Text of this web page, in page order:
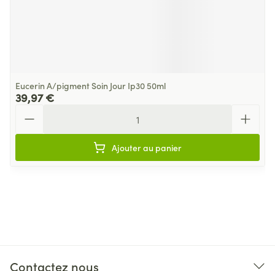
Eucerin A/pigment Soin Jour Ip30 50ml
39,97 €
Ajouter au panier
Contactez nous